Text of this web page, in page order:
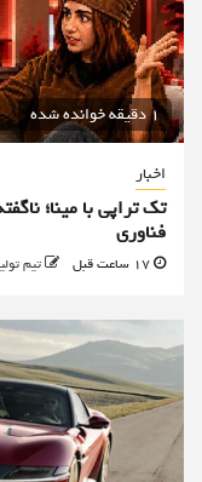
1 دقیقه خوانده شده
اخبار
تک تراپی با مینا؛
فناوری
تیم